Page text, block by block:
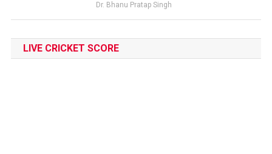
Dr. Bhanu Pratap Singh
LIVE CRICKET SCORE